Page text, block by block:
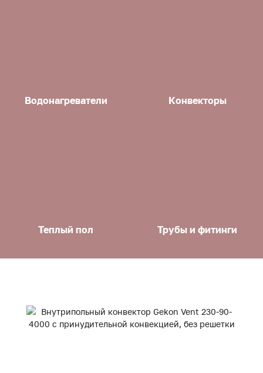
Водонагреватели Конвекторы
Теплый пол Трубы и фитинги